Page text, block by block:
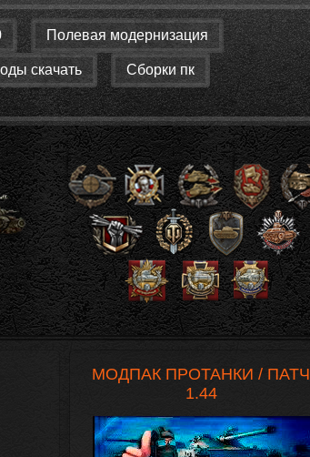
Полевая модернизация
скачать Сборки пк
МОДПАК ПРОТАНКИ / ПАТЧ
1.44